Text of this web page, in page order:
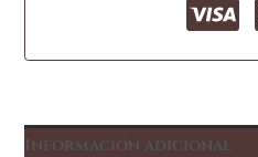
Información adicional